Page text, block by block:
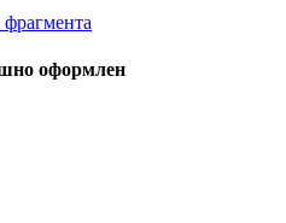
фрагмента
оформлен